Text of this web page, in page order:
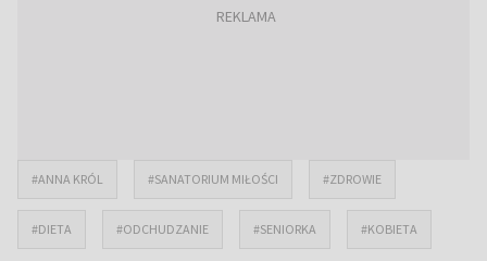
#ANNA KRÓL #SANATORIUM MIŁOŚCI #ZDROWIE
#DIETA #ODCHUDZANIE #SENIORKA #KOBIETA